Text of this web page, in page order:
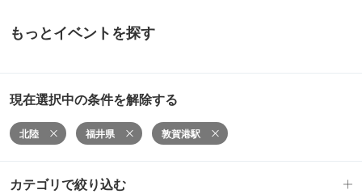
もっとイベントを探す
現在選択中の条件を解除する
北陸 福井県 敦賀港駅
カテゴリで絞り込む